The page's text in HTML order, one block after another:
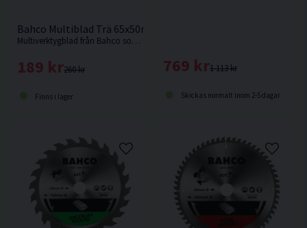
Bahco Multiblad Trä 65x50mm 1-pack
Multiverktygblad från Bahco som lämpar sig bäst för användning i rent trä.
260 kr
189 kr
Finns i lager
1 113 kr
769 kr
Skickas normalt inom 2-5 dagar